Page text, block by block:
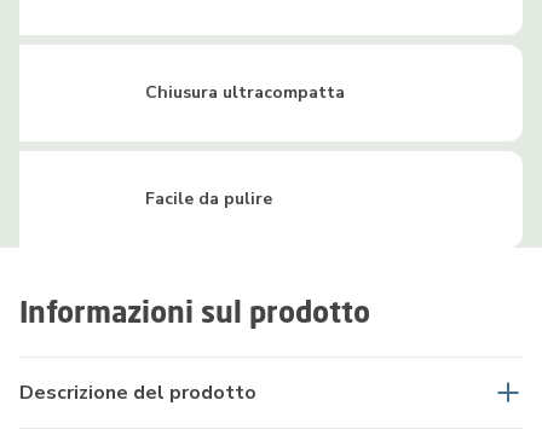
Informazioni sul prodotto
Descrizione del prodotto
Chiusura ultracompatta
Facile da pulire